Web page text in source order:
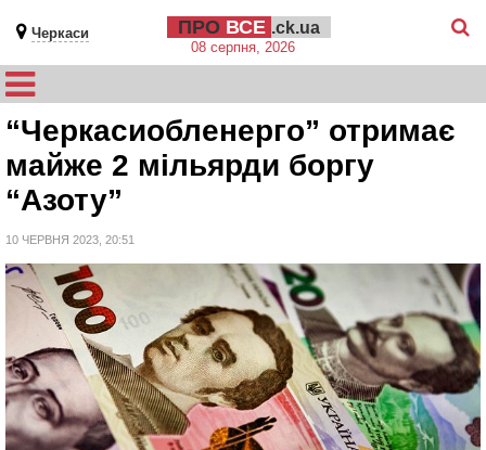
Черкаси ПРО ВСЕ .ck.ua
08 серпня, 2026
“Черкасиобленерго” отримає
майже 2 мільярди боргу
“Азоту”
10 ЧЕРВНЯ 2023, 20:51